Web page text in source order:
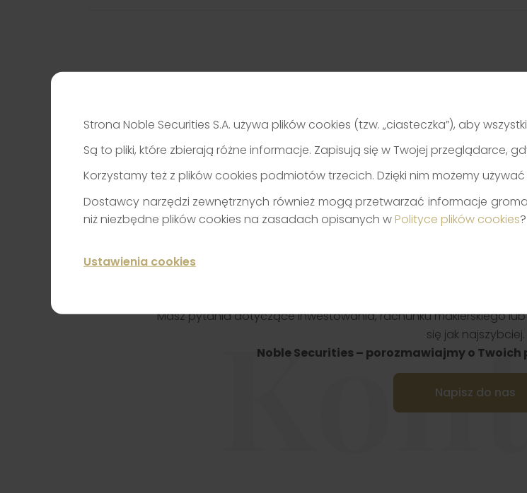
Masz pytania dotyczące inwestowania, rachunku maklerskiego
się jak najszybciej.
Noble Securities – porozmawiajmy o
Napisz do nas
Strona Noble Securities S.A. używa plików cookies (tzw. „ciasteczka”), aby
Są to pliki, które zbierają różne informacje. Zapisują się w Twojej przeglądarce,
Korzystamy też z plików cookies podmiotów trzecich. Dzięki nim możemy
Dostawcy narzędzi zewnętrznych również mogą przetwarzać informacje
niż niezbędne plików cookies na zasadach opisanych w Polityce plików cookies?
Ustawienia cookies